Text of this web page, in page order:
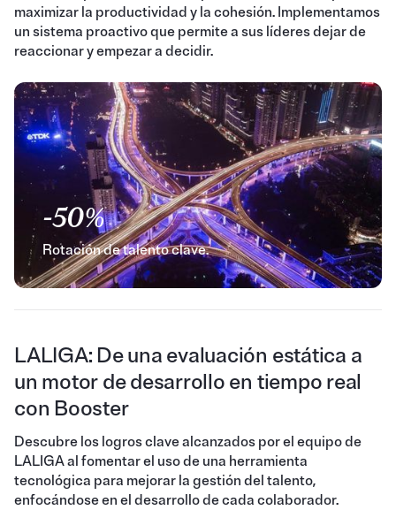
maximizar la productividad y la cohesión. Implementamos
un sistema proactivo que permite a sus líderes dejar de
reaccionar y empezar a decidir.
-50%
Rotación de talento clave.
LALIGA: De una evaluación estática a
un motor de desarrollo en tiempo real
con Booster
Descubre los logros clave alcanzados por el equipo de
LALIGA al fomentar el uso de una herramienta
tecnológica para mejorar la gestión del talento,
enfocándose en el desarrollo de cada colaborador.